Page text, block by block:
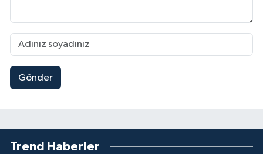
Gönder
Trend Haberler